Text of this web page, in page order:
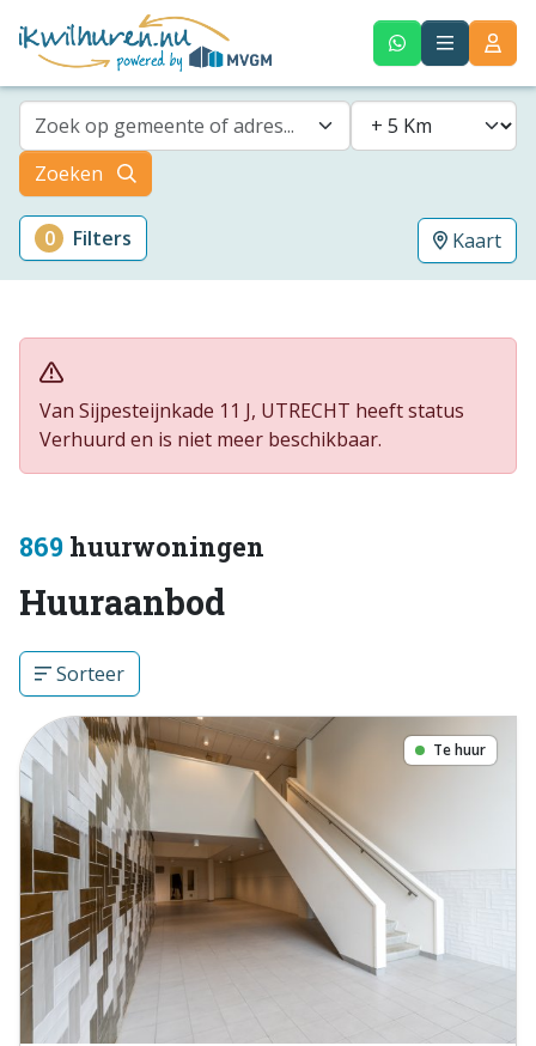
Zoek op gemeente of adres...
Zoeken
0 Filters Kaart
Van Sijpesteijnkade 11 J, UTRECHT heeft status
Verhuurd en is niet meer beschikbaar.
869 huurwoningen
Huuraanbod
Sorteer
Te huur